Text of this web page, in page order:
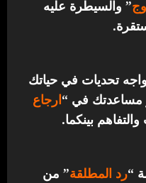
” والسيطرة عليه
تحديات في حياتك
مساعدتك في “ارجاع
بينكما.
“رد المطلقة” من